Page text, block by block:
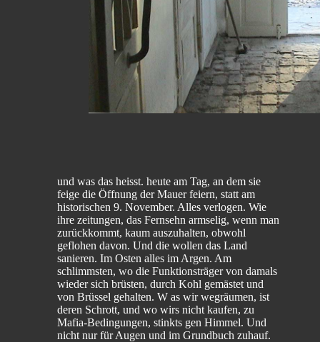
und was das heisst. heute am Tag, an dem sie
feige die Öffnung der Mauer feiern, statt am
historischen 9. November. Alles verlogen. Wie
ihre zeitungen, das Fernsehn armselig, wenn man
zurückkommt, kaum auszuhalten, obwohl
geflohen davon. Und die wollen das Land
sanieren. Im Osten alles im Argen. Am
schlimmsten, wo die Funktionsträger von damals
wieder sich brüsten, durch Kohl gemästet und
von Brüssel gehalten. W as wir wegräumen, ist
deren Schrott, und wo wirs nicht kaufen, zu
Mafia-Bedingungen, stinkts gen Himmel. Und
nicht nur für Augen und im Grundbuch zuhauf.